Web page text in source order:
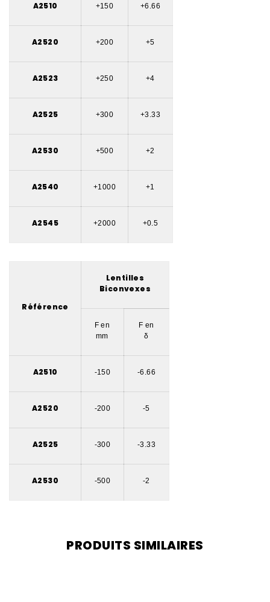
A2510 +150 +6.66
A2520 +200 +5
A2523 +250 +4
A2525 +300 +3.33
A2530 +500 +2
A2540 +1000 +1
A2545 +2000 +0.5
Référence
Lentilles
Biconvexes
F en
mm
F en
δ
A2510 -150 -6.66
A2520 -200 -5
A2525 -300 -3.33
A2530 -500 -2
PRODUITS SIMILAIRES